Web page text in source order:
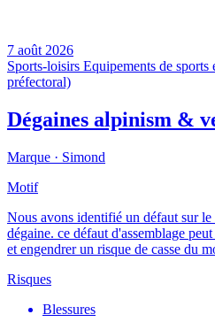
7 août 2026
Sports-loisirs Equipements de
préfectoral)
Dégaines alpinism &
Marque · Simond
Motif
Nous avons identifié un défaut sur
dégaine. ce défaut d'assemblage
et engendrer un risque de casse du
Risques
Blessures